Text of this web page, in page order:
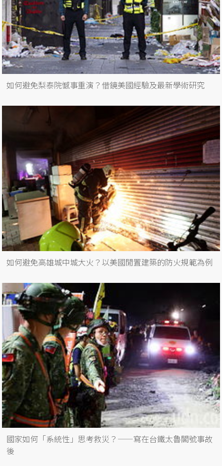
如何避免梨泰院憾事重演？借鏡美國經驗及最新學術研究
如何避免高雄城中城大火？以美國閒置建築的防火規範為例
國家如何「系統性」思考救災？——寫在台鐵太魯閣號事故
後